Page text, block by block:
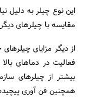
این نوع چیلر به دلیل
مقایسه با چیلرهای
از دیگر مزایای
فعالیت در دماهای
بیشتر از چیلرهای
همچنین فن آوری